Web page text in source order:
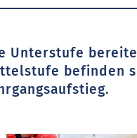
Unterstufe
befinden